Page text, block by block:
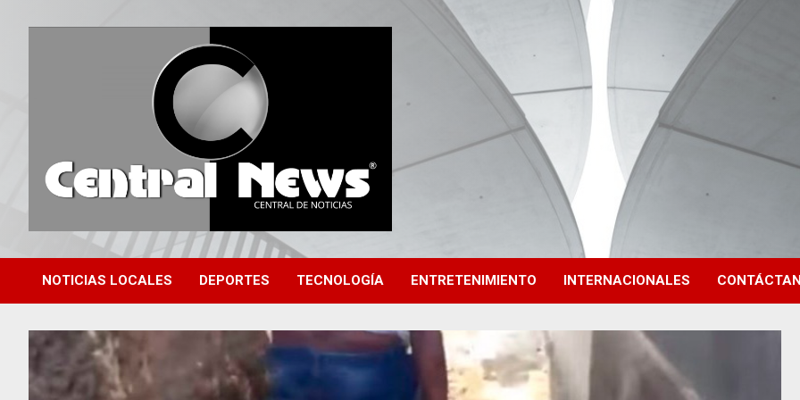
Central News HN
Central de Noticias
NOTICIAS LOCALES DEPORTES TECNOLOGÍA ENTRETENIMIENTO INTERNACIONALES